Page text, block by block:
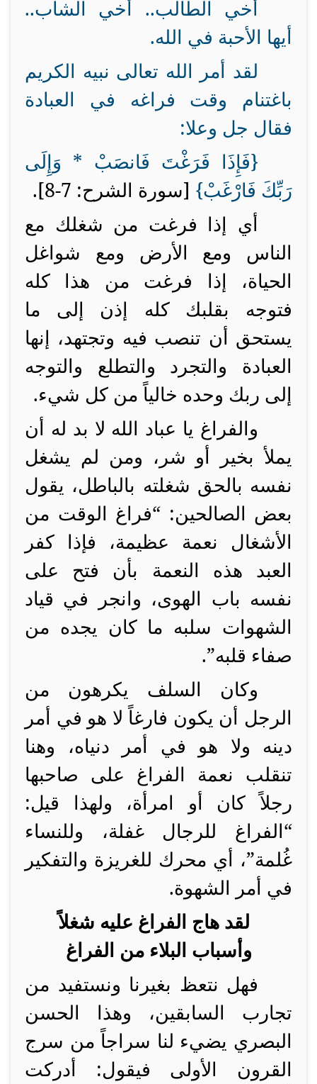
أخي الطالب.. أخي الشاب..
أيها الأحبة في الله.
لقد أمر الله تعالى نبيه الكريم
باغتنام وقت فراغه في العبادة
فقال جل وعلا:
{فَإِذَا فَرَغْتَ فَانصَبْ * وَإِلَى
رَبِّكَ فَارْغَبْ} [سورة الشرح: 7-8].
أي إذا فرغت من شغلك مع
الناس ومع الأرض ومع شواغل
الحياة، إذا فرغت من هذا كله
فتوجه بقلبك كله إذن إلى ما
يستحق أن تنصب فيه وتجتهد، إنها
العبادة والتجرد والتطلع والتوجه
إلى ربك وحده خالياً من كل شيء.
والفراغ يا عباد الله لا بد له أن
يملأ بخير أو شر، ومن لم يشغل
نفسه بالحق شغلته بالباطل، يقول
بعض الصالحين: “فراغ الوقت من
الأشغال نعمة عظيمة، فإذا كفر
العبد هذه النعمة بأن فتح على
نفسه باب الهوى، وانجر في قياد
الشهوات سلبه ما كان يجده من
صفاء قلبه”.
وكان السلف يكرهون من
الرجل أن يكون فارغاً لا هو في أمر
دينه ولا هو في أمر دنياه، وهنا
تنقلب نعمة الفراغ على صاحبها
رجلاً كان أو امرأة، ولهذا قيل:
“الفراغ للرجال غفلة، وللنساء
غُلمة”، أي محرك للغريزة والتفكير
في أمر الشهوة.
لقد هاج الفراغ عليه شغلاً
وأسباب البلاء من الفراغ
فهل نتعظ بغيرنا ونستفيد من
تجارب السابقين، وهذا الحسن
البصري يضيء لنا سراجاً من سرج
القرون الأولى فيقول: أدركت